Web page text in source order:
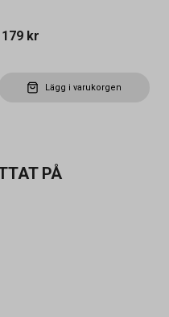
179 kr
Lägg i varukorgen
PÅ